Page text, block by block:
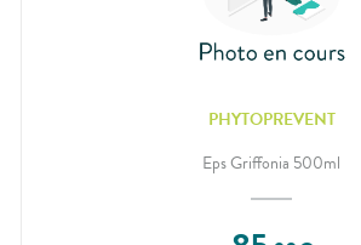
PHYTOPREVENT
Eps Griffonia 500ml